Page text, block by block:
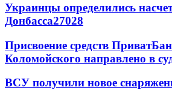
Украинцы определились
Донбасса27028
Присвоение средств
Коломойского направлено в
ВСУ получили новое